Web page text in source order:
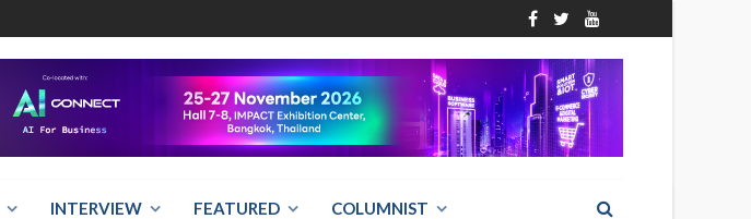
INTERVIEW FEATURED COLUMNIST